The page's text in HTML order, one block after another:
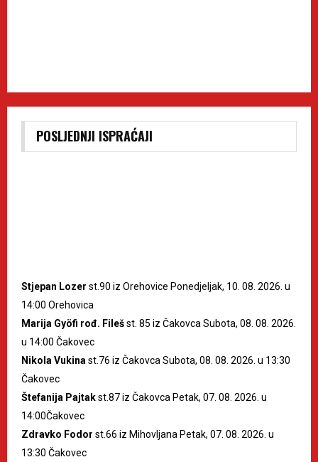
POSLJEDNJI ISPRAĆAJI
Stjepan Lozer st.90 iz Orehovice Ponedjeljak, 10. 08. 2026. u
14:00 Orehovica
Marija Gyöfi rođ. Filešst. 85 iz Čakovca Subota, 08. 08. 2026.
u 14:00 Čakovec
Nikola Vukinast.76 iz Čakovca Subota, 08. 08. 2026. u 13:30
Čakovec
Štefanija Pajtakst.87 iz Čakovca Petak, 07. 08. 2026. u
14:00Čakovec
Zdravko Fodor st.66 iz Mihovljana Petak, 07. 08. 2026. u
13:30 Čakovec